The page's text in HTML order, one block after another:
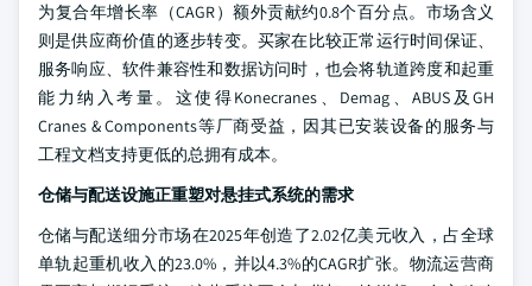
为复合年增长率（CAGR）额外贡献约0.8个百分点。市场含义
则是供应商价值的逐步转变。买家在比较正常运行时间保证、
服务响应、软件兼容性和数据访问时，也会将轨道跨度和起重
能力纳入考量。这使得Konecranes、Demag、ABUS及GH
Cranes & Components等厂商受益，因其已安装设备的服务与
工程文档支持更低的总拥有成本。
仓储与配送设施正重塑对悬挂式系统的需求
仓储与配送细分市场在2025年创造了2.02亿美元收入，占全球
单轨起重机收入的23.0%，并以4.3%的CAGR扩张。物流运营商